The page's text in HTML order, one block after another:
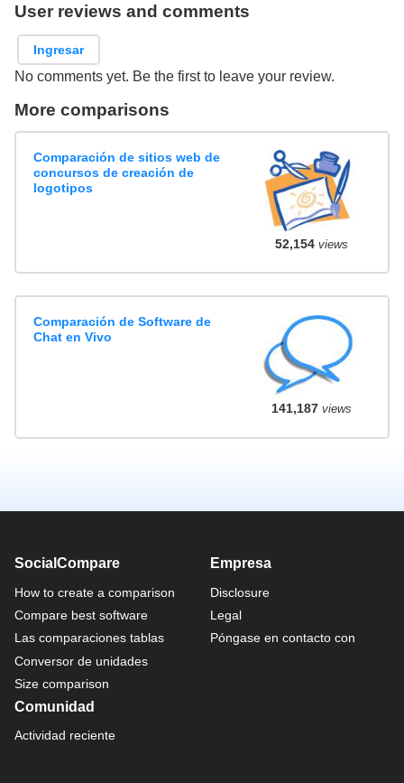
User reviews and comments
Ingresar
No comments yet. Be the first to leave your review.
More comparisons
Comparación de sitios web de
concursos de creación de
logotipos
52,154views
Comparación de Software de
Chat en Vivo
141,187views
SocialCompare
How to create a comparison
Compare best software
Las comparaciones tablas
Conversor de unidades
Size comparison
Empresa
Disclosure
Legal
Póngase en contacto con
Comunidad
Actividad reciente